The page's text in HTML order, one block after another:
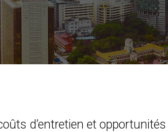
d’entretien et opportunités